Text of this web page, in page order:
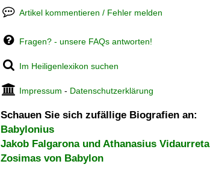
Artikel kommentieren / Fehler melden
Fragen? - unsere FAQs antworten!
Im Heiligenlexikon suchen
Impressum - Datenschutzerklärung
Schauen Sie sich zufällige Biografien an:
Babylonius
Jakob Falgarona und Athanasius Vidaurreta
Zosimas von Babylon